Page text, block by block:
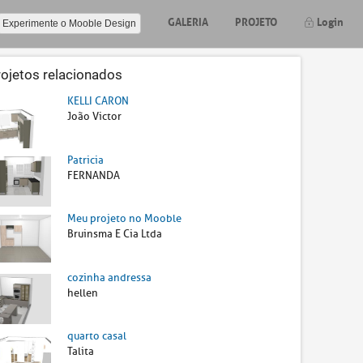
Experimente o Mooble Design GALERIA PROJETO Login
relacionados
KELLI CARON
João Victor
Patricia
FERNANDA
Meu projeto no Mooble
Bruinsma E Cia Ltda
cozinha andressa
hellen
quarto casal
Talita